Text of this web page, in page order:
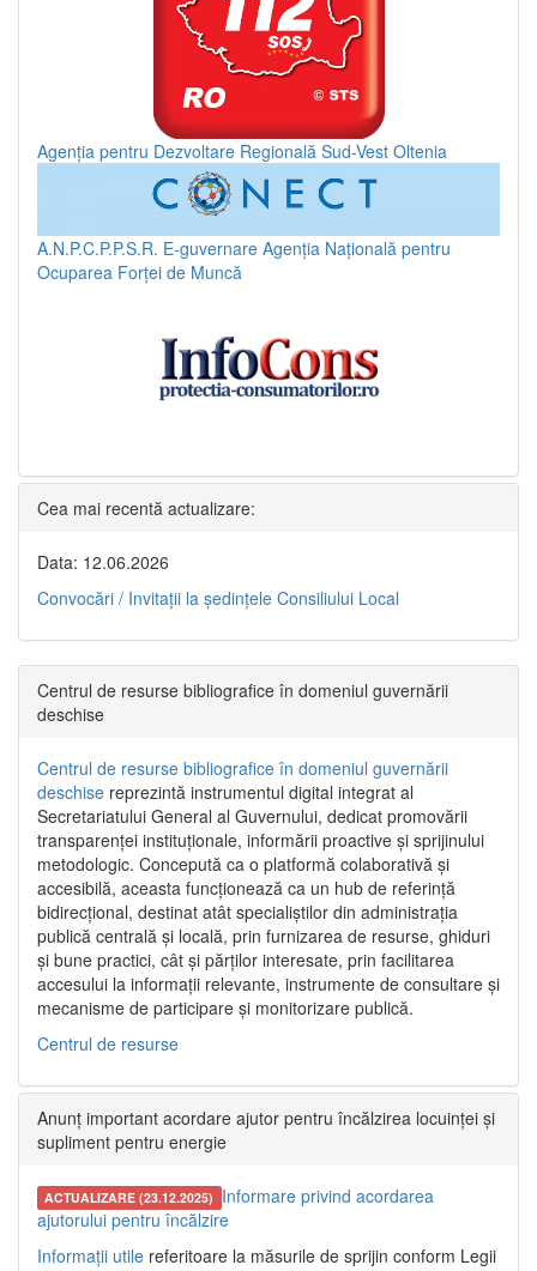
Agenția pentru Dezvoltare Regională Sud-Vest Oltenia
A.N.P.C.P.P.S.R. E-guvernare Agenția Națională pentru
Ocuparea Forței de Muncă
Cea mai recentă actualizare:
Data: 12.06.2026
Convocări / Invitaţii la şedinţele Consiliului Local
Centrul de resurse bibliografice în domeniul guvernării
deschise
Centrul de resurse bibliografice în domeniul guvernării
deschise reprezintă instrumentul digital integrat al
Secretariatului General al Guvernului, dedicat promovării
transparenței instituționale, informării proactive și sprijinului
metodologic. Concepută ca o platformă colaborativă și
accesibilă, aceasta funcționează ca un hub de referință
bidirecțional, destinat atât specialiștilor din administrația
publică centrală și locală, prin furnizarea de resurse, ghiduri
și bune practici, cât și părților interesate, prin facilitarea
accesului la informații relevante, instrumente de consultare și
mecanisme de participare și monitorizare publică.
Centrul de resurse
Anunț important acordare ajutor pentru încălzirea locuinței și
supliment pentru energie
ACTUALIZARE (23.12.2025) Informare privind acordarea
ajutorului pentru încălzire
Informații utile referitoare la măsurile de sprijin conform Legii